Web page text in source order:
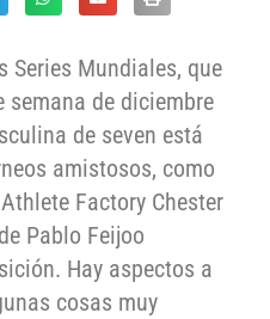
Series Mundiales, que
semana de diciembre
de seven está
amistosos, como
Factory Chester
Pablo Feijoo
Hay aspectos a
cosas muy